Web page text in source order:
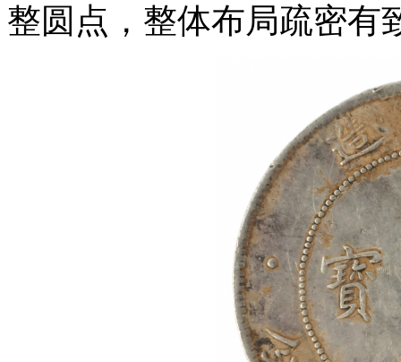
整圆点，整体布局疏密有